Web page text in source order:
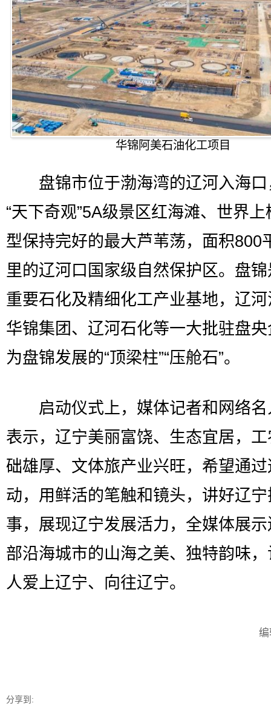
华锦阿美石油化工项目
盘锦市位于渤海湾的辽河入海口
“天下奇观”5A级景区红海滩、世界上
型保持完好的最大芦苇荡，面积800
里的辽河口国家级自然保护区。盘
重要石化及精细化工产业基地，辽
华锦集团、辽河石化等一大批驻盘
为盘锦发展的“顶梁柱”“压舱石”。
启动仪式上，媒体记者和网络名
表示，辽宁美丽富饶、生态宜居，
础雄厚、文体旅产业兴旺，希望通
动，用鲜活的笔触和镜头，讲好辽
事，展现辽宁发展活力，全媒体展
部沿海城市的山海之美、独特韵味
人爱上辽宁、向往辽宁。
分享到: